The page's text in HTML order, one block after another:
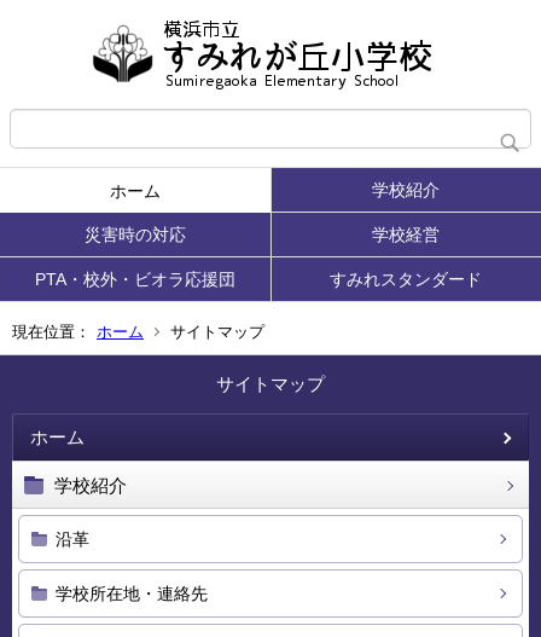
ホーム 学校紹介
災害時の対応 学校経営
PTA・校外・ビオラ応援団 すみれスタンダード
現在位置： ホーム サイトマップ
サイトマップ
ホーム
学校紹介
沿革
学校所在地・連絡先